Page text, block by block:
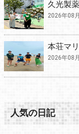
久光製
2026年08
本荘マ
2026年08
人気の日記